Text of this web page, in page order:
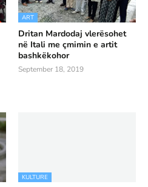
ART
Dritan Mardodaj vlerësohet
në Itali me çmimin e artit
bashkëkohor
September 18, 2019
KULTURE